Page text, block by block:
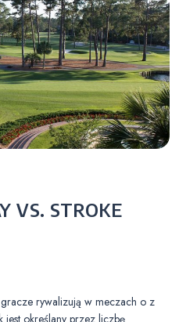
VS. STROKE
rywalizują w meczach o z
jest określany przez liczbę